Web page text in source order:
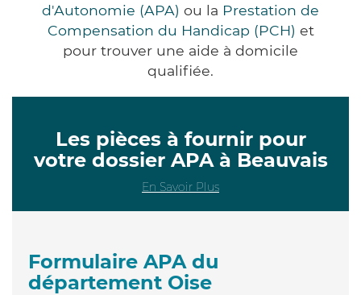
d'Autonomie (APA) ou la Prestation de
Compensation du Handicap (PCH) et
pour trouver une aide à domicile
qualifiée.
Les pièces à fournir pour
votre dossier APA à Beauvais
En Savoir Plus
Formulaire APA du
département Oise